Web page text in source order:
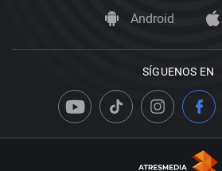
Android
SÍGUENOS EN